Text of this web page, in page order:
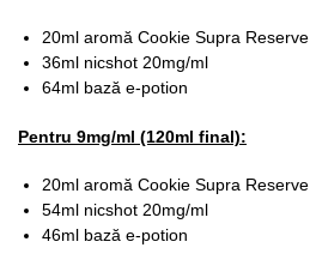
20ml aromă Cookie Supra Reserve
36ml nicshot 20mg/ml
64ml bază e-potion
Pentru 9mg/ml (120ml final):
20ml aromă Cookie Supra Reserve
54ml nicshot 20mg/ml
46ml bază e-potion